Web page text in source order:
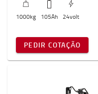
1000kg 105Ah 24volt
PEDIR COTAÇÃO